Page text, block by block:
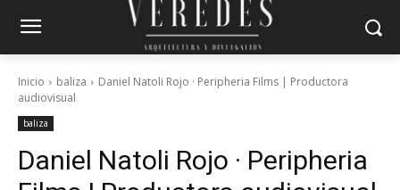
Inicio baliza
Daniel Natoli Rojo · Peripheria Films | Productora
audiovisual
baliza
Daniel Natoli Rojo · Peripheria